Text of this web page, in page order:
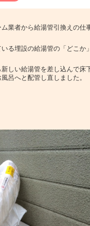
業者から給湯管引換えの仕
る埋設の給湯管の「どこか
しい給湯管を差し込んで床
呂へと配管し直しました。